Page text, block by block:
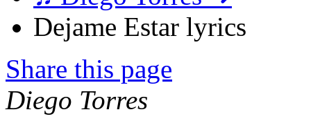
Dejame Estar lyrics
Share this page
Diego Torres